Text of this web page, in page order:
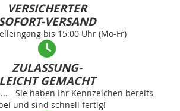
VERSICHERTER
VERSAND
bis 15:00 Uhr (Mo-Fr)
ZULASSUNG-
LEICHT GEMACHT
- Sie haben Ihr Kennzeichen bereits
und sind schnell fertig!